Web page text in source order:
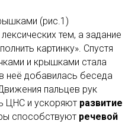
(рис.1)
тем, а задание
картинку». Спустя
и крышками стала
неё добавилась беседа
пальцев рук
ЦНС и ускоряют развитие
способствуют речевой